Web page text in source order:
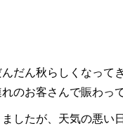
だん秋らしくなって
のお客さんで賑わっ
したが、天気の悪い